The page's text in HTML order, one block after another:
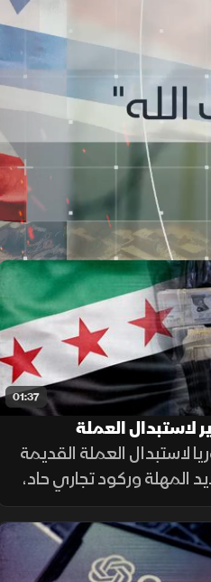
01:37
لاستبدال العملة
لاستبدال العملة القديمة
المهلة وركود تجاري حاد،
يعلن تمديد مهلة
السحب في دير الزور والرقة والحسكة حتى 20